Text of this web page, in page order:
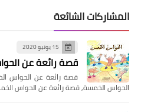
المشاركات الشائعة
15 يونيو 2020
قصة رائعة عن
قصة رائعة عن الحواس
الحواس الخمسة, قصة رائعة عن الحواس